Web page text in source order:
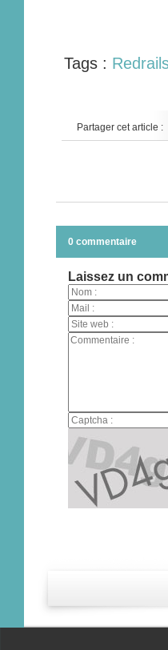
Tags :
Partager cet article :
0 commentaire
Laissez un